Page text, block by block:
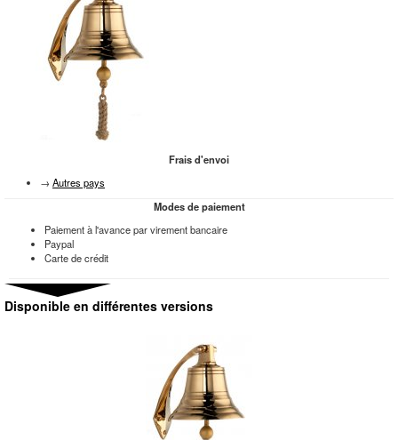
Frais d'envoi
→ Autres pays
Modes de paiement
Paiement à l'avance par virement bancaire
Paypal
Carte de crédit
Disponible en différentes versions